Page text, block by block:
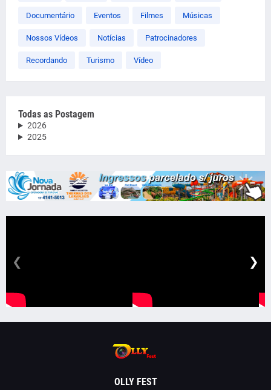
Documentário Eventos Filmes Músicas
Nossos Vídeos Notícias Patrocinadores
Recordando Turismo Vídeo
Todas as Postagem
2026
2025
❮ ❯
OLLY FEST